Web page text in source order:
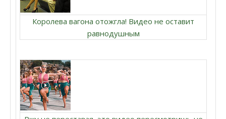
Королева вагона отожгла! Видео не оставит
равнодушным